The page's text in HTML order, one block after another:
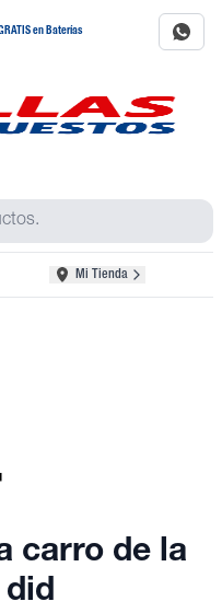
en Baterías
Mi Tienda
carro de la
did